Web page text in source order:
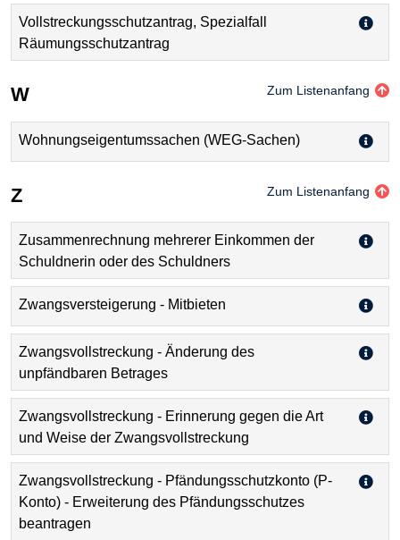
Vollstreckungsschutzantrag, Spezialfall
Räumungsschutzantrag
W Zum Listenanfang
Wohnungseigentumssachen (WEG-Sachen)
Z Zum Listenanfang
Zusammenrechnung mehrerer Einkommen der
Schuldnerin oder des Schuldners
Zwangsversteigerung - Mitbieten
Zwangsvollstreckung - Änderung des
unpfändbaren Betrages
Zwangsvollstreckung - Erinnerung gegen die Art
und Weise der Zwangsvollstreckung
Zwangsvollstreckung - Pfändungsschutzkonto (P-
Konto) - Erweiterung des Pfändungsschutzes
beantragen